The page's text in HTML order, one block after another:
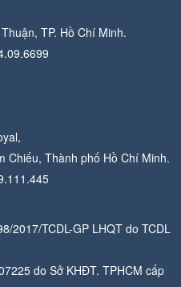
TP. Hồ Chí Minh.
Chiếu, Thành phố Hồ Chí Minh.
2017/TCDL-GP LHQT do TCDL
do Sở KHĐT. TPHCM cấp